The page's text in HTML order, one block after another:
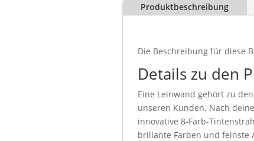
Produktbeschreibung
Die Beschreibung für diese
Details zu den
Eine Leinwand gehört zu
unseren Kunden. Nach
innovative 8-Farb-
brillante Farben und feinste